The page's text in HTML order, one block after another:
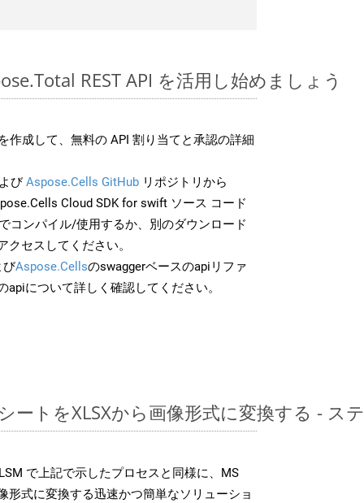
REST API を活用し始めましょう
作成して、無料の API 割り当てと承認の詳細
びAspose.Cells GitHub リポジトリから
Cloud SDK for swift ソース コード
コンパイル/使用するか、別のダウンロード
クセスしてください。
びAspose.Cellsのswaggerベースのapiリファ
apiについて詳しく確認してください。
ートをXLSXから画像形式に変換する - ス
で上記で示したプロセスと同様に、MS
形式に変換する迅速かつ簡単なソリューショ